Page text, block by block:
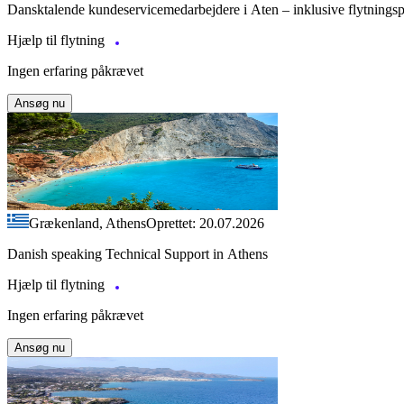
Dansktalende kundeservicemedarbejdere i Aten – inklusive
Hjælp til flytning
Ingen erfaring påkrævet
Ansøg nu
Grækenland, AthensOprettet: 20.07.2026
Danish speaking Technical Support in Athens
Hjælp til flytning
Ingen erfaring påkrævet
Ansøg nu